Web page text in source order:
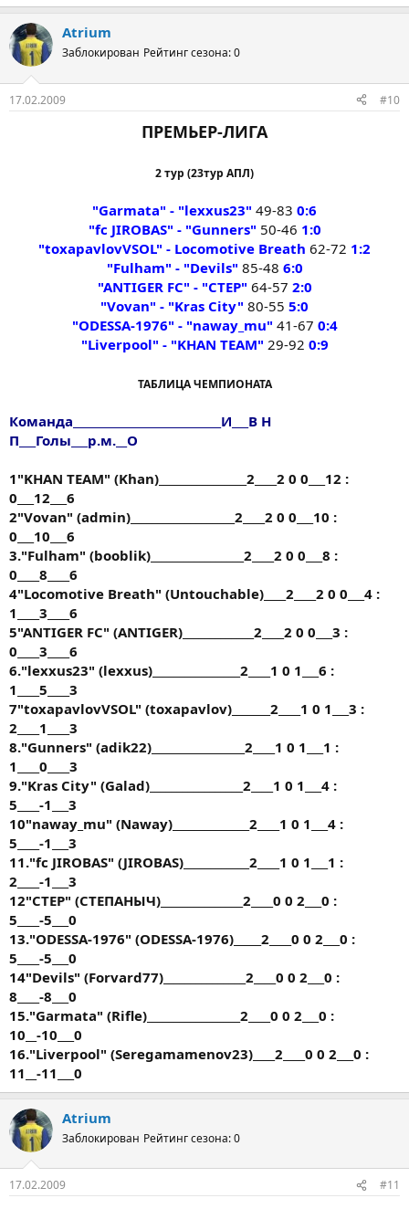
Atrium
Заблокирован Рейтинг сезона: 0
17.02.2009 #10
ПРЕМЬЕР-ЛИГА
2 тур (23тур АПЛ)
"Garmata" - "lexxus23" 49-83 0:6
"fc JIROBAS" - "Gunners" 50-46 1:0
"toxapavlovVSOL" - Locomotive Breath 62-72 1:2
"Fulham" - "Devils" 85-48 6:0
"ANTIGER FC" - "CTEP" 64-57 2:0
"Vovan" - "Kras City" 80-55 5:0
"ODESSA-1976" - "naway_mu" 41-67 0:4
"Liverpool" - "KHAN TEAM" 29-92 0:9
ТАБЛИЦА ЧЕМПИОНАТА
Команда___________________________И___В Н
П___Голы___р.м.__О
1"KHAN TEAM" (Khan)________________2____2 0 0___12 :
0___12___6
2"Vovan" (аdmin)___________________2____2 0 0___10 :
0___10___6
3."Fulham" (booblik)_________________2____2 0 0___8 :
0____8____6
4"Locomotive Breath" (Untouchable)____2____2 0 0___4 :
1____3____6
5"ANTIGER FC" (ANTIGER)_____________2____2 0 0___3 :
0____3____6
6."lexxus23" (lexxus)________________2____1 0 1___6 :
1____5____3
7"toxapavlovVSOL" (toxapavlov)_______2____1 0 1___3 :
2____1____3
8."Gunners" (аdik22)_________________2____1 0 1___1 :
1____0____3
9."Kras City" (Galad)_________________2____1 0 1___4 :
5____-1___3
10"naway_mu" (Naway)______________2____1 0 1___4 :
5____-1___3
11."fc JIROBAS" (JIROBAS)____________2____1 0 1___1 :
2____-1___3
12"CTEP" (СТЕПАНЫЧ)_______________2____0 0 2___0 :
5____-5___0
13."ODESSA-1976" (ODESSA-1976)_____2____0 0 2___0 :
5____-5___0
14"Devils" (Fоrvаrd77)_______________2____0 0 2___0 :
8____-8___0
15."Garmata" (Rifle)_________________2____0 0 2___0 :
10__-10___0
16."Liverpool" (Seregamamenov23)____2____0 0 2___0 :
11__-11___0
Atrium
Заблокирован Рейтинг сезона: 0
17.02.2009 #11